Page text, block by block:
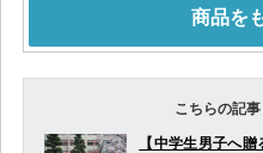
こちらの記
【中学生男子へ